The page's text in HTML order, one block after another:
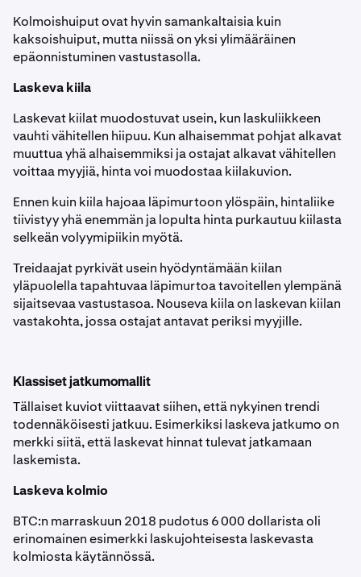
Kolmoishuiput ovat hyvin samankaltaisia kuin
kaksoishuiput, mutta niissä on yksi ylimääräinen
epäonnistuminen vastustasolla.
Laskeva kiila
Laskevat kiilat muodostuvat usein, kun laskuliikkeen
vauhti vähitellen hiipuu. Kun alhaisemmat pohjat alkavat
muuttua yhä alhaisemmiksi ja ostajat alkavat vähitellen
voittaa myyjiä, hinta voi muodostaa kiilakuvion.
Ennen kuin kiila hajoaa läpimurtoon ylöspäin, hintaliike
tiivistyy yhä enemmän ja lopulta hinta purkautuu kiilasta
selkeän volyymipiikin myötä.
Treidaajat pyrkivät usein hyödyntämään kiilan
yläpuolella tapahtuvaa läpimurtoa tavoitellen ylempänä
sijaitsevaa vastustasoa. Nouseva kiila on laskevan kiilan
vastakohta, jossa ostajat antavat periksi myyjille.
Klassiset jatkumomallit
Tällaiset kuviot viittaavat siihen, että nykyinen trendi
todennäköisesti jatkuu. Esimerkiksi laskeva jatkumo on
merkki siitä, että laskevat hinnat tulevat jatkamaan
laskemista.
Laskeva kolmio
BTC:n marraskuun 2018 pudotus 6 000 dollarista oli
erinomainen esimerkki laskujohteisesta laskevasta
kolmiosta käytännössä.